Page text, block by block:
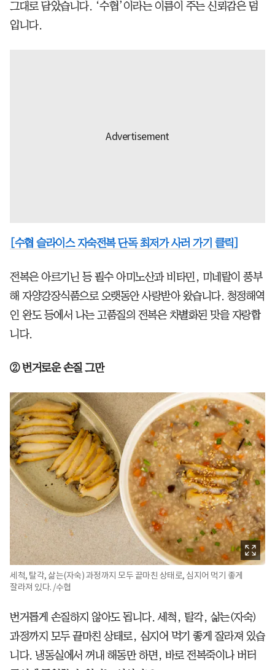
그대로 담았습니다. ‘수협’이라는 이름이 주는 신뢰감은 덤
입니다.
[수협 슬라이스 자숙전복 단독 최저가 사러 가기 클릭]
전복은 아르기닌 등 필수 아미노산과 비타민, 미네랄이 풍부
해 자양강장식품으로 오랫동안 사랑받아 왔습니다. 청정해역
인 완도 등에서 나는 고품질의 전복은 차별화된 맛을 자랑합
니다.
② 번거로운 손질 그만
세척, 탈각, 삶는(자숙) 과정까지 모두 끝마친 상태로, 심지어 먹기 좋게
잘라져 있다. /수협
번거롭게 손질하지 않아도 됩니다. 세척, 탈각, 삶는(자숙)
과정까지 모두 끝마친 상태로, 심지어 먹기 좋게 잘라져 있습
니다. 냉동실에서 꺼내 해동만 하면, 바로 전복죽이나 버터